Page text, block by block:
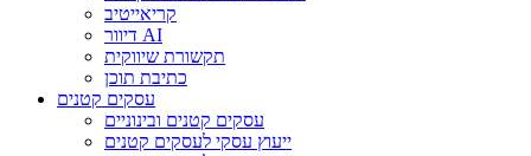
קריאייטיב
דיוור AI
תקשורת שיווקית
כתיבת תוכן
עסקים קטנים
עסקים קטנים ובינוניים
ייעוץ עסקי לעסקים קטנים